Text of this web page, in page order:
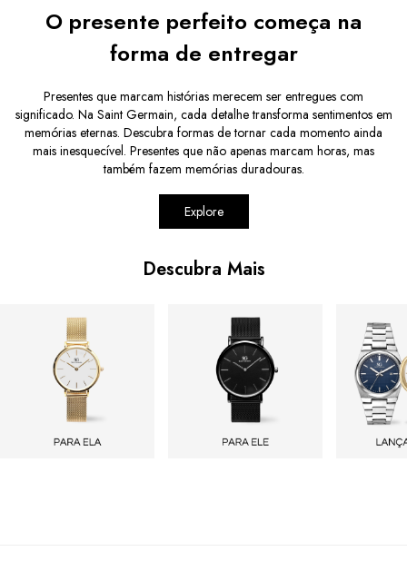
O presente perfeito começa na
forma de entregar
Presentes que marcam histórias merecem ser entregues com
significado. Na Saint Germain, cada detalhe transforma sentimentos em
memórias eternas. Descubra formas de tornar cada momento ainda
mais inesquecível. Presentes que não apenas marcam horas, mas
também fazem memórias duradouras.
Explore
Descubra Mais